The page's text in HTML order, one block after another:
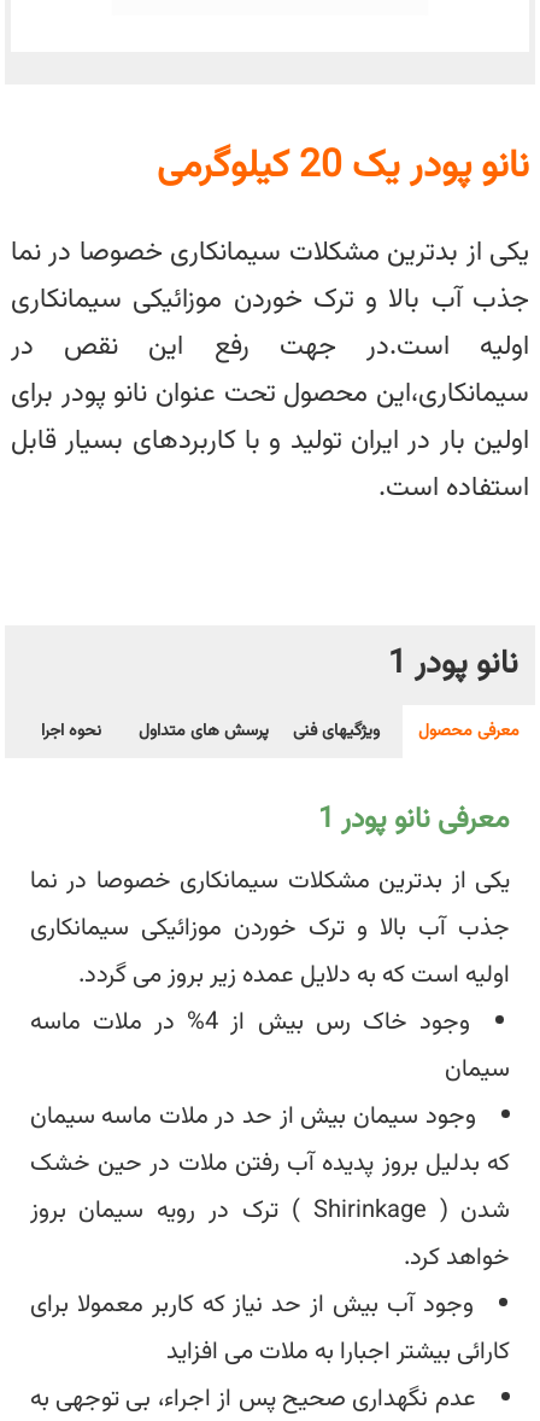
نانو پودر یک 20 کیلوگرمی
یکی از بدترین مشکلات سیمانکاری خصوصا در نما
جذب آب بالا و ترک خوردن موزائیکی سیمانکاری
اولیه است.در جهت رفع این نقص در
سیمانکاری،این محصول تحت عنوان نانو پودر برای
اولین بار در ایران تولید و با کاربردهای بسیار قابل
استفاده است.
نانو پودر 1
معرفی محصول ویژگیهای فنی پرسش های متداول نحوه اجرا
معرفی نانو پودر 1
یکی از بدترین مشکلات سیمان‎کاری خصوصا در نما
جذب آب بالا و ترک خوردن موزائیکی سیمان‎کاری
اولیه است که به دلایل عمده زیر بروز می گردد.
وجود خاک رس بیش از 4% در ملات ماسه
سیمان
وجود سیمان بیش از حد در ملات ماسه سیمان
که بدلیل بروز پدیده آب رفتن ملات در حین خشک
شدن ( Shirinkage ) ترک در رویه سیمان بروز
خواهد کرد.
وجود آب بیش از حد نیاز که کاربر معمولا برای
کارائی بیشتر اجبارا به ملات می افزاید
عدم نگهداری صحیح پس از اجراء، بی توجهی به